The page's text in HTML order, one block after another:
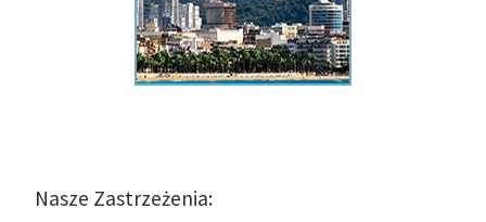
Nasze Zastrzeżenia: